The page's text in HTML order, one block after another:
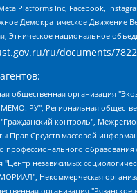
Platforms Inc, Facebook,
Демократическое Движение
Этническое национальное
ru/documents/
защиты гласности", Автономная некоммерческая организация "Институт прав человека", Городская общественная организация "Екатеринбургское общество "МЕМОРИАЛ", Городская общественная организация "Рязанское историко-просветительское и правозащитное общество "Мемориал" (Рязанский Мемориал), Челябинский региональный орган общественной самодеятельности – женское общественное объединение "Женщины Евразии", Челябинский региональный орган общественной самодеятельности "Уральская правозащитная группа", Фонд содействия защите здоровья и социальной справедливости имени Андрея Рылькова, Автономная Некоммерческая Организация "Аналитический Центр Юрия Левады", Автономная некоммерческая организация социальной поддержки населения "Проект Апрель", Региональная общественная организация помощи женщинам и детям, находящимся в кризисной ситуации "Информационно-методический центр "Анна", Фонд содействия развитию массовых коммуникаций и правовому просвещению "Так-так-Так", Фонд содействия устойчивому развитию "Серебряная тайга", Свердловский региональный общественный фонд социальных проектов "Новое время", "Idel.Реалии", Кавказ.Реалии, Крым.Реалии, Телеканал Настоящее Время, Татаро-башкирская служба Радио Свобода (Azatliq Radiosi), Радио Свободная Европа/Радио Свобода (PCE/PC), "Сибирь.Реалии", "Фактограф", Благотворительный фонд помощи осужденным и их семьям, Автономная некоммерческая организация "Институт глобализации и социальных